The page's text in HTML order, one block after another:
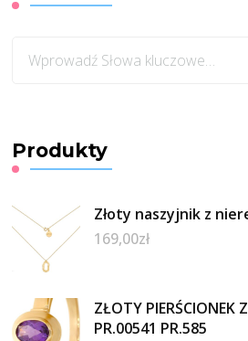
czegoś?
Produkty
Złoty naszyjnik z
169,00zł
ZŁOTY PIERŚCIONEK
PR.00541 PR.585